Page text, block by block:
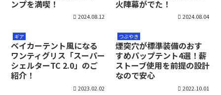
ンプを満喫！
2024.08.12
火陣幕がでた！
2024.08.04
ギア
ベイカーテント風になる
ワンティグリス「スーパー
シェルターTC 2.0」のご
紹介！
2023.02.02
つぶやき
煙突穴が標準装備のおす
すめパップテント4選！薪
ストーブ使用を前提の設計
なので安心
2022.10.01